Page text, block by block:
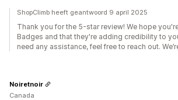
ShopClimb heeft geantwoord 9 april 2025
Thank you for the 5-star review! We hope
Badges and that they're adding credibility to
need any assistance, feel free to reach out.
Noiretnoir
Canada